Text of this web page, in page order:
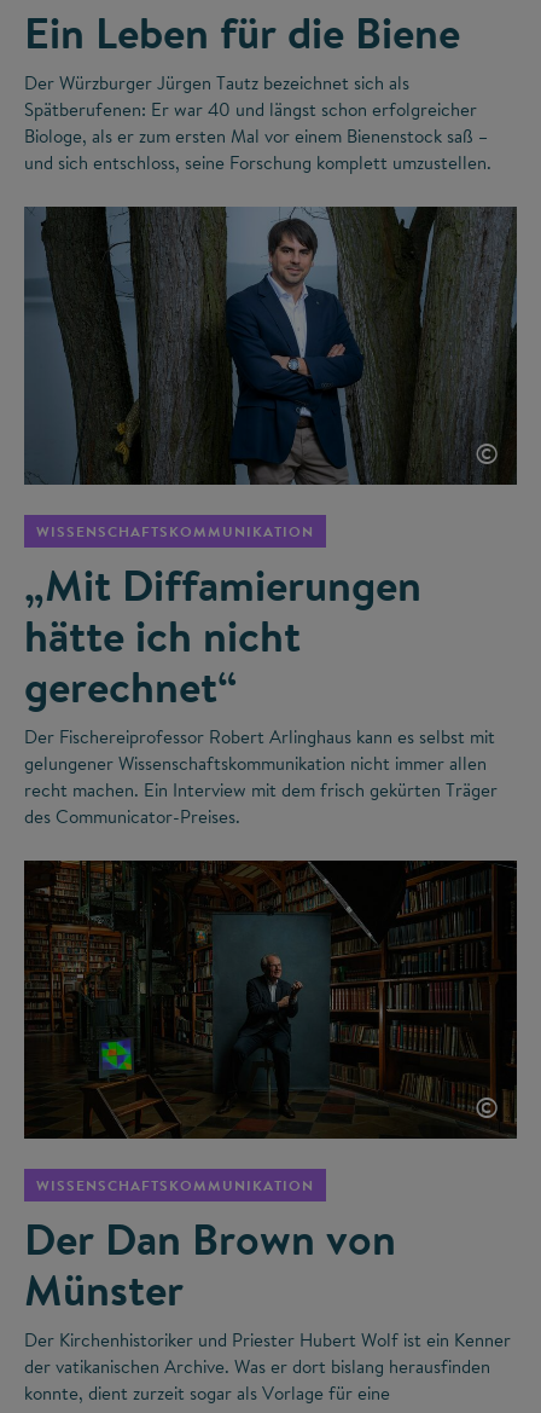
Ein Leben für die Biene
Der Würzburger Jürgen Tautz bezeichnet sich als
Spätberufenen: Er war 40 und längst schon erfolgreicher
Biologe, als er zum ersten Mal vor einem Bienenstock saß –
und sich entschloss, seine Forschung komplett umzustellen.
©
WISSENSCHAFTSKOMMUNIKATION
„Mit Diffamierungen
hätte ich nicht
gerechnet“
Der Fischereiprofessor Robert Arlinghaus kann es selbst mit
gelungener Wissenschaftskommunikation nicht immer allen
recht machen. Ein Interview mit dem frisch gekürten Träger
des Communicator-Preises.
©
WISSENSCHAFTSKOMMUNIKATION
Der Dan Brown von
Münster
Der Kirchenhistoriker und Priester Hubert Wolf ist ein Kenner
der vatikanischen Archive. Was er dort bislang herausfinden
konnte, dient zurzeit sogar als Vorlage für eine